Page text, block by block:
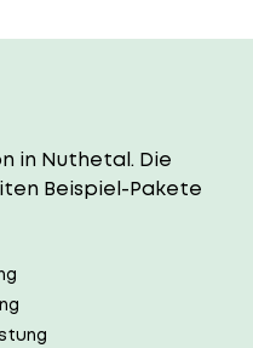
in Nuthetal. Die
Beispiel-Pakete